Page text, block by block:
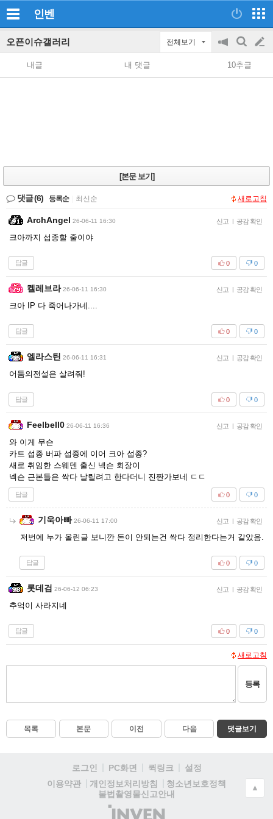
인벤
오픈이슈갤러리 전체보기
공
지
on/off
검
색
글
쓰
내글 내 댓글 10추글
[본문 보기]
댓글(6) 등록순 최신순 새로고침
ArchAngel 26-06-11 16:30 신고 | 공감 확인
크아까지 섭종할 줄이야
답글 0
0
켈레브라 26-06-11 16:30 신고 | 공감 확인
크아 IP 다 죽어나가네....
답글 0
0
엘라스틴 26-06-11 16:31 신고 | 공감 확인
어둠의전설은 살려줘!
답글 0
0
Feelbell0 26-06-11 16:36 신고 | 공감 확인
와 이게 무슨
카트 섭종 버파 섭종에 이어 크아 섭종?
새로 취임한 스웨덴 출신 넥슨 회장이
넥슨 근본들은 싹다 날릴려고 한다더니 진짠가보네 ㄷㄷ
답글 0
0
기욱아빠 26-06-11 17:00 신고 | 공감 확인
저번에 누가 올린글 보니깐 돈이 안되는건 싹다 정리한다는거 같았음.
답글 0
0
롯데검 26-06-12 06:23 신고 | 공감 확인
추억이 사라지네
답글 0
0
새로고침
등록
목록 본문 이전 다음 댓글보기
로그인 PC화면 퀵링크
설정
이용약관
개인정보처리방침
청소년보호정책
불법촬영물신고안내
(주)
▲